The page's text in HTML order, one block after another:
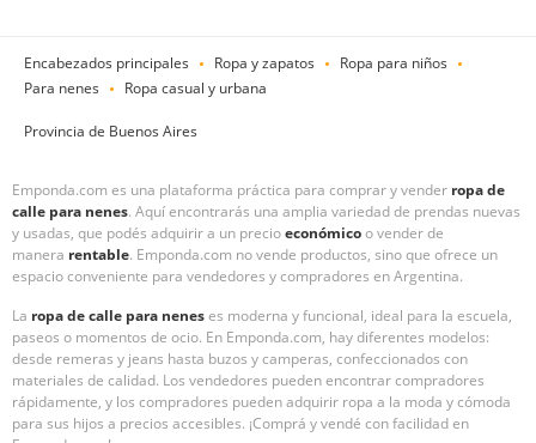
Encabezados principales Ropa y zapatos
Ropa para niños
Para nenes
Ropa casual y urbana
Provincia de Buenos Aires
Emponda.com es una plataforma práctica para comprar y vender ropa de
calle para nenes. Aquí encontrarás una amplia variedad de prendas nuevas
y usadas, que podés adquirir a un precioeconómicoo vender de
manera rentable. Emponda.com no vende productos, sino que ofrece un
espacio conveniente para vendedores y compradores en Argentina.
La ropa de calle para neneses moderna y funcional, ideal para la escuela,
paseos o momentos de ocio. En Emponda.com, hay diferentes modelos:
desde remeras y jeans hasta buzos y camperas, confeccionados con
materiales de calidad. Los vendedores pueden encontrar compradores
rápidamente, y los compradores pueden adquirir ropa a la moda y cómoda
para sus hijos a precios accesibles. ¡Comprá y vendé con facilidad en